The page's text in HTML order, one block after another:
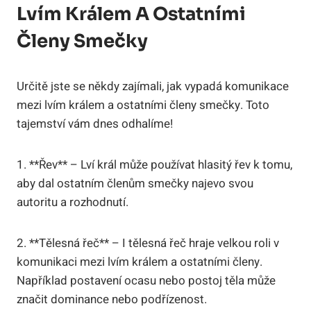
Lvím Králem A Ostatními
Členy Smečky
Určitě jste se někdy zajímali, jak vypadá komunikace
mezi lvím králem a ostatními členy smečky. Toto
tajemství vám dnes odhalíme!
1. **Řev** – Lví král může používat hlasitý řev k tomu,
aby dal ostatním členům smečky najevo svou
autoritu a rozhodnutí.
2. **Tělesná řeč** – I tělesná řeč hraje velkou roli v
komunikaci mezi lvím králem a ostatními členy.
Například postavení ocasu nebo postoj těla může
značit dominance nebo podřízenost.